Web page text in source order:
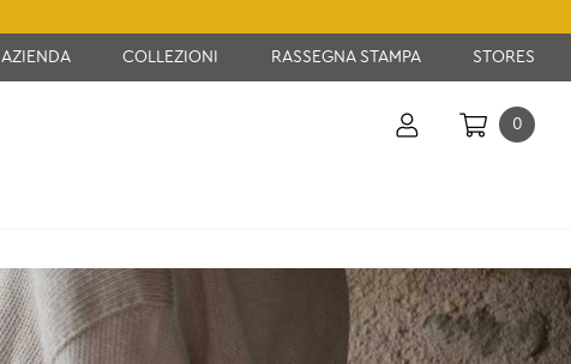
AZIENDA COLLEZIONI RASSEGNA STAMPA STORES
0